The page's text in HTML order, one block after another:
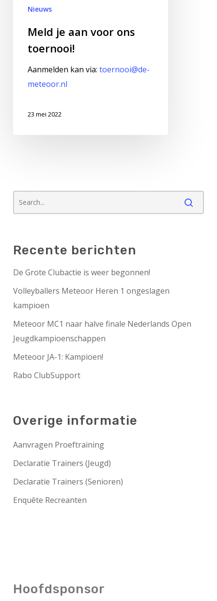
Nieuws
Meld je aan voor ons
toernooi!
Aanmelden kan via: toernooi@de-
meteoor.nl
23 mei 2022
Recente berichten
De Grote Clubactie is weer begonnen!
Volleyballers Meteoor Heren 1 ongeslagen
kampioen
Meteoor MC1 naar halve finale Nederlands Open
Jeugdkampioenschappen
Meteoor JA-1: Kampioen!
Rabo ClubSupport
Overige informatie
Aanvragen Proeftraining
Declaratie Trainers (Jeugd)
Declaratie Trainers (Senioren)
Enquête Recreanten
Hoofdsponsor